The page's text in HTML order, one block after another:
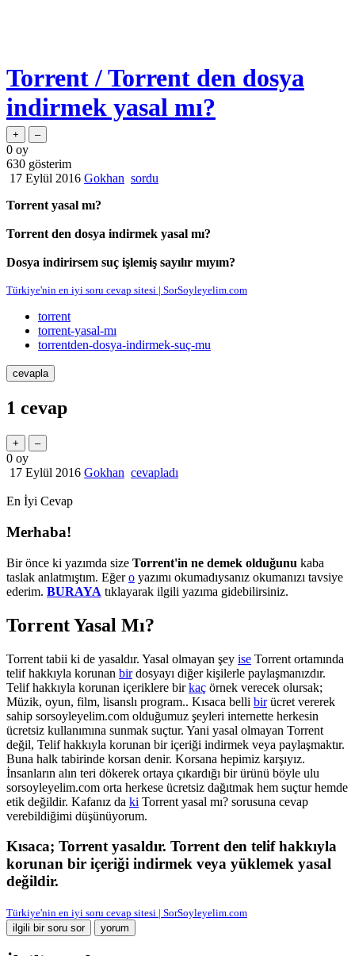
Torrent / Torrent den dosya
indirmek yasal mı?
0 oy
630 gösterim
17 Eylül 2016 Gokhan sordu
Torrent yasal mı?
Torrent den dosya indirmek yasal mı?
Dosya indirirsem suç işlemiş sayılır mıyım?
Türkiye'nin en iyi soru cevap sitesi | SorSoyleyelim.com
torrent
torrent-yasal-mı
torrentden-dosya-indirmek-suç-mu
1 cevap
0 oy
17 Eylül 2016 Gokhan cevapladı
En İyi Cevap
Merhaba!
Bir önce ki yazımda size Torrent'in ne demek olduğunu kaba
taslak anlatmıştım. Eğero yazımı okumadıysanız okumanızı tavsiye
ederim. BURAYA tıklayarak ilgili yazıma gidebilirsiniz.
Torrent Yasal Mı?
Torrent tabii ki de yasaldır. Yasal olmayan şey ise Torrent ortamında
telif hakkıyla korunan birdosyayı diğer kişilerle paylaşmanızdır.
Telif hakkıyla korunan içeriklere birkaç örnek verecek olursak;
Müzik, oyun, film, lisanslı program.. Kısaca belli birücret vererek
sahip sorsoyleyelim.com olduğumuz şeyleri internette herkesin
ücretsiz kullanımına sunmak suçtur. Yani yasal olmayan Torrent
değil, Telif hakkıyla korunan bir içeriği indirmek veya paylaşmaktır.
Buna halk tabirinde korsan denir. Korsana hepimiz karşıyız.
İnsanların alın teri dökerek ortaya çıkardığı bir ürünü böyle ulu
sorsoyleyelim.com orta herkese ücretsiz dağıtmak hem suçtur hemde
etik değildir. Kafanız da ki Torrent yasal mı? sorusuna cevap
verebildiğimi düşünüyorum.
Kısaca; Torrent yasaldır. Torrent den telif hakkıyla
korunan bir içeriği indirmek veya yüklemek yasal
değildir.
Türkiye'nin en iyi soru cevap sitesi | SorSoyleyelim.com